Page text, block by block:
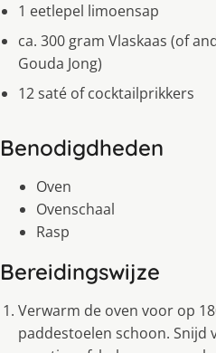
1 eetlepel limoensap
ca. 300 gram Vlaskaas (of
Gouda Jong)
12 saté of cocktailprikkers
Benodigdheden
Oven
Ovenschaal
Rasp
Bereidingswijze
Verwarm de oven voor op
paddestoelen schoon. Snijd